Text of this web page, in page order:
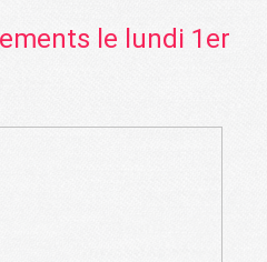
le lundi 1er